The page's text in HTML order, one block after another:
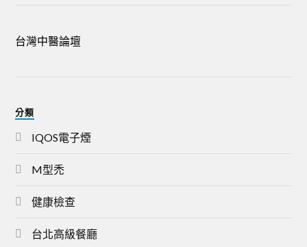
台灣中醫論壇
分類
IQOS電子煙
M型禿
健康檢查
台北高級餐廳